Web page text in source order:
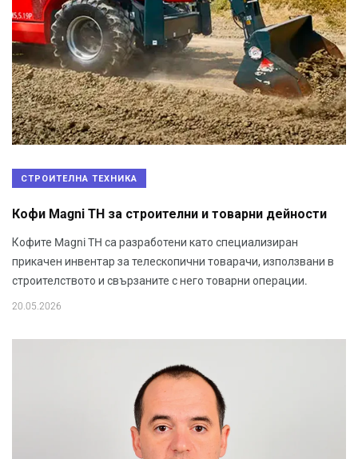
СТРОИТЕЛНА ТЕХНИКА
Кофи Magni TH за строителни и товарни дейности
Кофите Magni TH са разработени като специализиран
прикачен инвентар за телескопични товарачи, използвани в
строителството и свързаните с него товарни операции.
20.05.2026